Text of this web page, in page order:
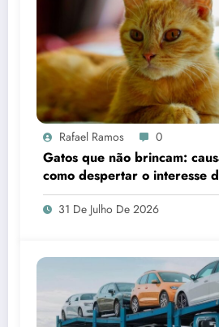
Rafael Ramos 0
Gatos que não brincam:
como despertar o interesse
brinquedos
31 De Julho De 2026